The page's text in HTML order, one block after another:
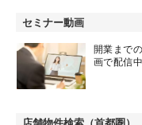
セミナー動画
開業まで
画で配信中